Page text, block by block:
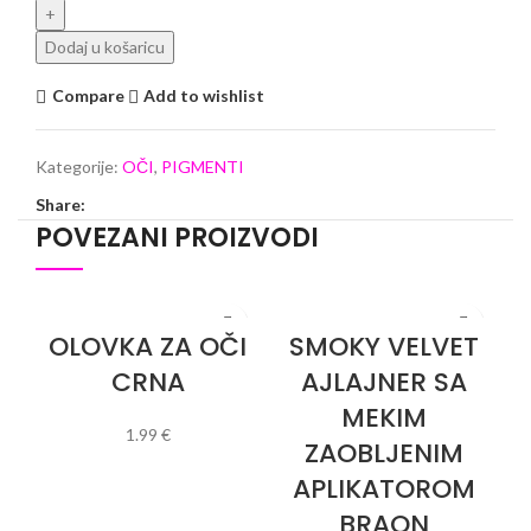
Dodaj u košaricu
Compare Add to wishlist
Kategorije: OČI, PIGMENTI
Share:
POVEZANI PROIZVODI
OLOVKA ZA OČI
CRNA
1.99 €
SMOKY VELVET
AJLAJNER SA
MEKIM
ZAOBLJENIM
APLIKATOROM